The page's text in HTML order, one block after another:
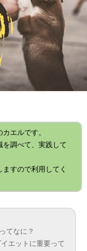
エルです。
を調べて、実践して
すので利用してく
てなに？
エットに重要って